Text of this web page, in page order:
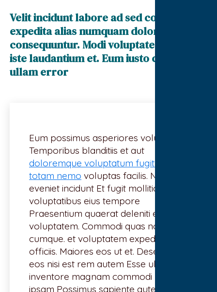
Velit incidunt labore ad sed corrupti. Ut
expedita alias numquam dolores
consequuntur. Modi voluptates facere
iste laudantium et. Eum iusto culpa eum
ullam error
Eum possimus asperiores voluptates.
Temporibus blanditiis et aut
doloremque voluptatum fugit. Atque
totam nemo voluptas facilis. Nemo
eveniet incidunt Et fugit mollitia velit
voluptatibus eius tempore
Praesentium quaerat deleniti eum
voluptatem. Commodi quas non non
cumque. et voluptatem expedita
officiis. Maiores eos ut et. Deserunt et
eos nisi est rem autem Esse ullam
inventore magnam commodi placeat
ipsam Possimus sapiente autem